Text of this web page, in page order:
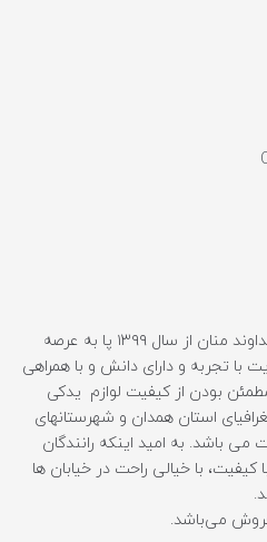
شرکت پخش چاپار یدک با یاری خداوند منان از سال ۱۳۹۹ پا به عرصه
با تجربه و دارای دانش و با همراهی
بودن از کیفیت لوازم یدکی
استان همدان و شهرستانهای
باشد. به امید اینکه رانندگان
کیفیت، با خیالی راحت در خیابان ها